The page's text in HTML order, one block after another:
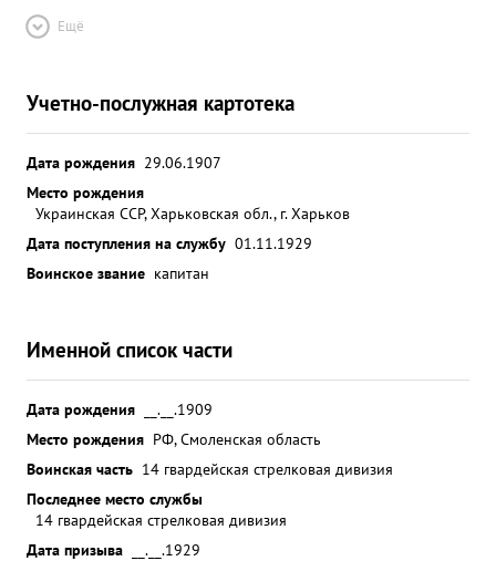
Ещё
Учетно-послужная картотека
Дата рождения 29.06.1907
Место рождения
Украинская ССР, Харьковская обл., г. Харьков
Дата поступления на службу 01.11.1929
Воинское звание капитан
Именной список части
Дата рождения
__.__.1909
Место рождения РФ, Смоленская область
Воинская часть 14 гвардейская стрелковая дивизия
Последнее место службы
14 гвардейская стрелковая дивизия
Дата призыва
__.__.1929